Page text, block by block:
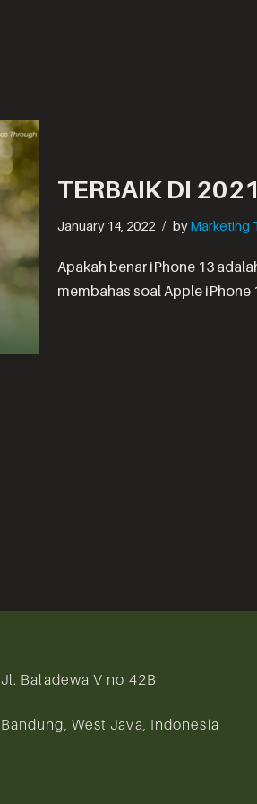
TERBAIK DI
January 14, 2022 byMarketing
Apakah benar iPhone 13
membahas soal Apple iPhone
Jl. Baladewa V no 42B
Bandung, West Java, Indonesia